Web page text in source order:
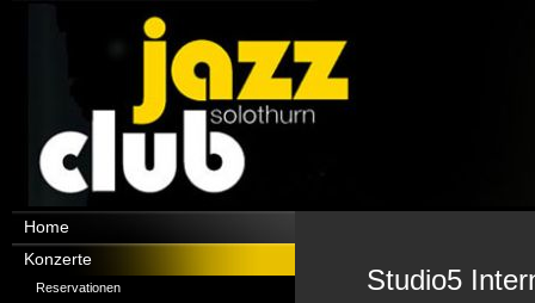
Studio5
Navigation
überspringen
Home
Konzerte
Reservationen